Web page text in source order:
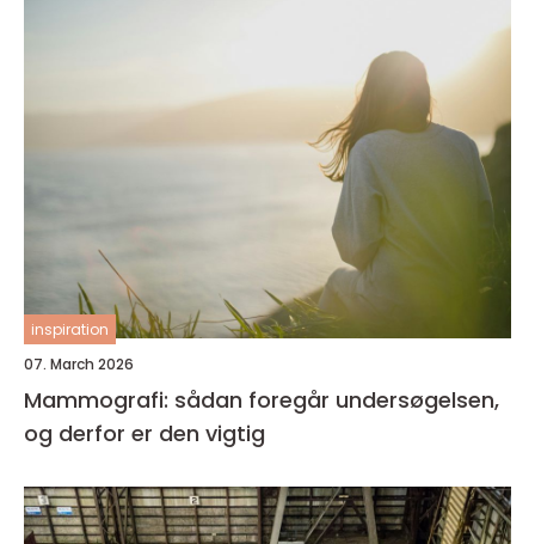
inspiration
07. March 2026
Mammografi: sådan foregår undersøgelsen,
og derfor er den vigtig